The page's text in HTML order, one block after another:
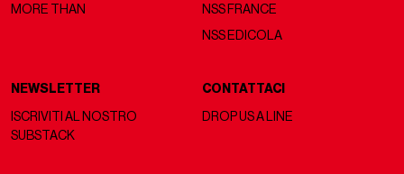
MORE THAN
NSS FRANCE
NSS EDICOLA
NEWSLETTER
ISCRIVITI AL NOSTRO
SUBSTACK
CONTATTACI
DROP US A LINE